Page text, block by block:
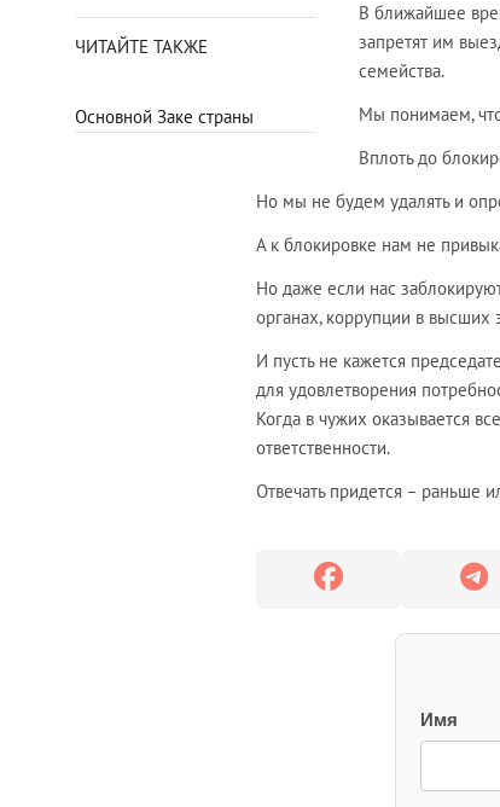
ЧИТАЙТЕ ТАКЖЕ
Основной Заке страны
В ближайшее
запретят им
семейства.
Мы понимаем,
Вплоть до
Но мы не будем удалять и
А к блокировке нам не
Но даже если нас
органах, коррупции в высших
И пусть не кажется
для удовлетворения
Когда в чужих оказывается
ответственности.
Отвечать придется – раньше
Имя